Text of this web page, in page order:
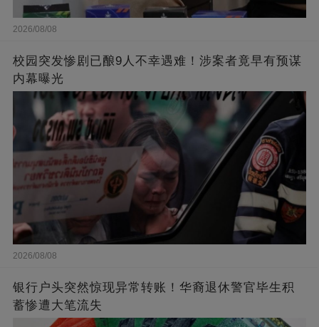
2026/08/08
校园突发惨剧已酿9人不幸遇难！涉案者竟早有预谋
内幕曝光
2026/08/08
银行户头突然惊现异常转账！华裔退休警官毕生积
蓄惨遭大笔流失